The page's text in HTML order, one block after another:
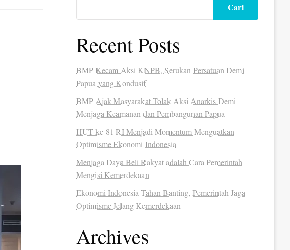
Cari
Recent Posts
BMP Kecam Aksi KNPB, Serukan Persatuan Demi
Papua yang Kondusif
BMP Ajak Masyarakat Tolak Aksi Anarkis Demi
Menjaga Keamanan dan Pembangunan Papua
HUT ke-81 RI Menjadi Momentum Menguatkan
Optimisme Ekonomi Indonesia
Menjaga Daya Beli Rakyat adalah Cara Pemerintah
Mengisi Kemerdekaan
Ekonomi Indonesia Tahan Banting, Pemerintah Jaga
Optimisme Jelang Kemerdekaan
Archives